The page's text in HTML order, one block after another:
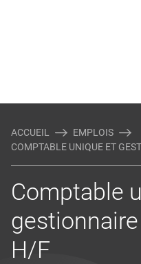
ACCUEIL
EMPLOIS
COMPTABLE UNIQUE ET
Comptable
H/F